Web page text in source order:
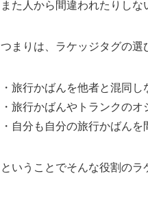
また人から間違われたりしな
つまりは、ラケッジタグの選
・旅行かばんを他者と混同
・旅行かばんやトランクの
・自分も自分の旅行かばん
ということでそんな役割のラ